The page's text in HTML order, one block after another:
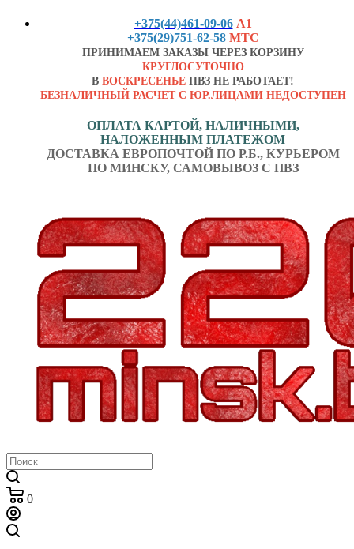
+375(44)461-09-06 А1
+375(29)751-62-58 МТС
ПРИНИМАЕМ ЗАКАЗЫ ЧЕРЕЗ КОРЗИНУ
КРУГЛОСУТОЧНО
В ВОСКРЕСЕНЬЕ ПВЗ НЕ РАБОТАЕТ!
БЕЗНАЛИЧНЫЙ РАСЧЕТ С ЮР.ЛИЦАМИ НЕДОСТУПЕН
ОПЛАТА КАРТОЙ, НАЛИЧНЫМИ,
НАЛОЖЕННЫМ ПЛАТЕЖОМ
ДОСТАВКА ЕВРОПОЧТОЙ ПО Р.Б., КУРЬЕРОМ
ПО МИНСКУ, САМОВЫВОЗ С ПВЗ
0